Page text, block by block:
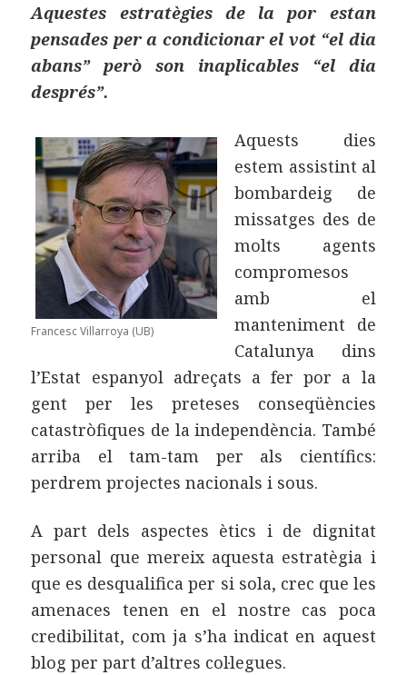
Aquestes estratègies de la por estan
pensades per a condicionar el vot “el dia
abans” però son inaplicables “el dia
després”.
Francesc Villarroya (UB)
Aquests dies
estem assistint al
bombardeig de
missatges des de
molts agents
compromesos
amb el
manteniment de
Catalunya dins
l’Estat espanyol adreçats a fer por a la
gent per les preteses conseqüències
catastròfiques de la independència. També
arriba el tam-tam per als científics:
perdrem projectes nacionals i sous.
A part dels aspectes ètics i de dignitat
personal que mereix aquesta estratègia i
que es desqualifica per si sola, crec que les
amenaces tenen en el nostre cas poca
credibilitat, com ja s’ha indicat en aquest
blog per part d’altres col·legues.